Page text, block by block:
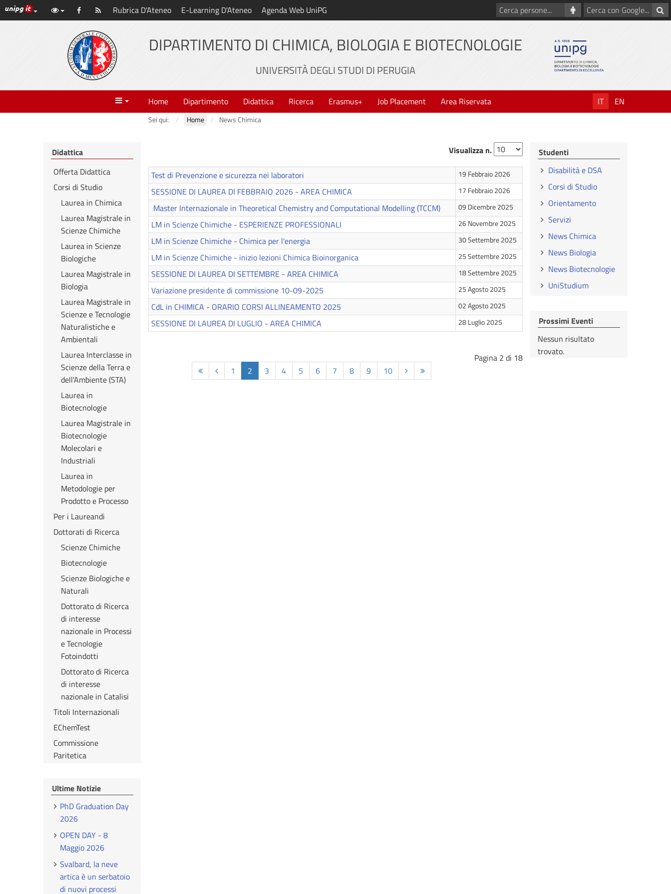
Vai
al
Link ai principali servizi web di Ateneo
Facebook Abbonati
al
feed
Rubrica D'Ateneo E-Learning D'Ateneo Agenda Web UniPG
Cerca
con
Cerca
persone
DIPARTIMENTO DI CHIMICA, BIOLOGIA E BIOTECNOLOGIE
UNIVERSITÀ DEGLI STUDI DI PERUGIA
Menu Home Dipartimento Didattica Ricerca Erasmus+ Job Placement Area Riservata IT EN
Sei qui: Home News Chimica
Visualizza n.
Test di Prevenzione e sicurezza nei laboratori 19 Febbraio 2026
SESSIONE DI LAUREA DI FEBBRAIO 2026 - AREA CHIMICA 17 Febbraio 2026
Master Internazionale in Theoretical Chemistry and Computational Modelling (TCCM) 09 Dicembre 2025
LM in Scienze Chimiche - ESPERIENZE PROFESSIONALI 26 Novembre 2025
LM in Scienze Chimiche - Chimica per l'energia 30 Settembre 2025
LM in Scienze Chimiche - inizio lezioni Chimica Bioinorganica 25 Settembre 2025
SESSIONE DI LAUREA DI SETTEMBRE - AREA CHIMICA 18 Settembre 2025
Variazione presidente di commissione 10-09-2025 25 Agosto 2025
CdL in CHIMICA - ORARIO CORSI ALLINEAMENTO 2025 02 Agosto 2025
SESSIONE DI LAUREA DI LUGLIO - AREA CHIMICA 28 Luglio 2025
Pagina 2 di 18
1
2 3 4 5 6 7 8 9 10
Didattica
Offerta Didattica
Corsi di Studio
Laurea in Chimica
Laurea Magistrale in
Scienze Chimiche
Laurea in Scienze
Biologiche
Laurea Magistrale in
Biologia
Laurea Magistrale in
Scienze e Tecnologie
Naturalistiche e
Ambientali
Laurea Interclasse in
Scienze della Terra e
dell'Ambiente (STA)
Laurea in
Biotecnologie
Laurea Magistrale in
Biotecnologie
Molecolari e
Industriali
Laurea in
Metodologie per
Prodotto e Processo
Per i Laureandi
Dottorati di Ricerca
Scienze Chimiche
Biotecnologie
Scienze Biologiche e
Naturali
Dottorato di Ricerca
di interesse
nazionale in Processi
e Tecnologie
Fotoindotti
Dottorato di Ricerca
di interesse
nazionale in Catalisi
Titoli Internazionali
EChemTest
Commissione
Paritetica
Ultime Notizie
PhD Graduation Day
2026
OPEN DAY - 8
Maggio 2026
Svalbard, la neve
artica è un serbatoio
di nuovi processi
Studenti
Disabilità e DSA
Corsi di Studio
Orientamento
Servizi
News Chimica
News Biologia
News Biotecnologie
UniStudium
Prossimi Eventi
Nessun risultato
trovato.